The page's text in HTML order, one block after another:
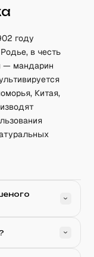
году
в честь
— мандарин
Китая,